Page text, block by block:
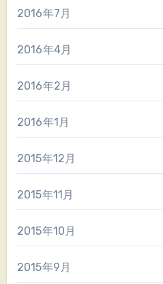
2016年7月
2016年4月
2016年2月
2016年1月
2015年12月
2015年11月
2015年10月
2015年9月